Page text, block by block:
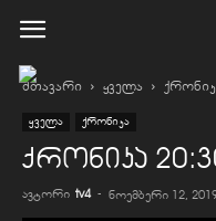
მთავარი ყველა
ყველა ქრონიკა
ქრონიკა
ავტორი tv4 - ნოემბერი 12,